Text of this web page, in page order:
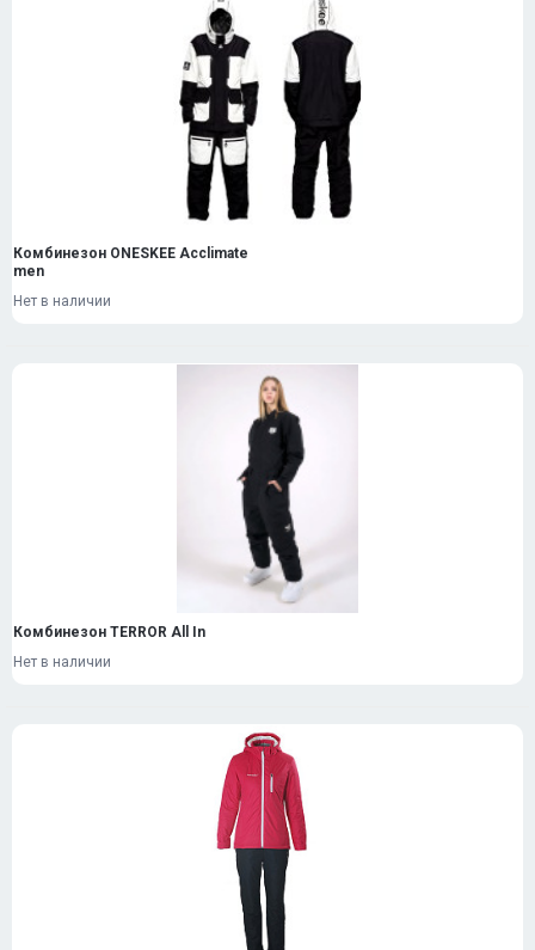
Комбинезон ONESKEE Acclimate
men
Нет в наличии
Комбинезон TERROR All In
Нет в наличии